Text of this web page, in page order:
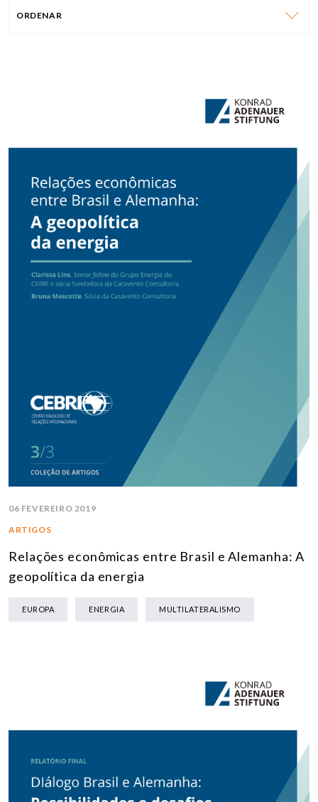
ORDENAR
06 FEVEREIRO 2019
ARTIGOS
Relações econômicas entre Brasil e Alemanha: A
geopolítica da energia
EUROPA ENERGIA MULTILATERALISMO